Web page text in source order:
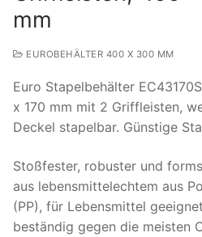
Suchen
nach:
mm
EUROBEHÄLTER 400 X 300 MM
Euro Stapelbehälter
x 170 mm mit 2 Griffleisten,
Deckel stapelbar. Günstige
Stoßfester, robuster und
aus lebensmittelechtem aus
(PP), für Lebensmittel
beständig gegen die meisten